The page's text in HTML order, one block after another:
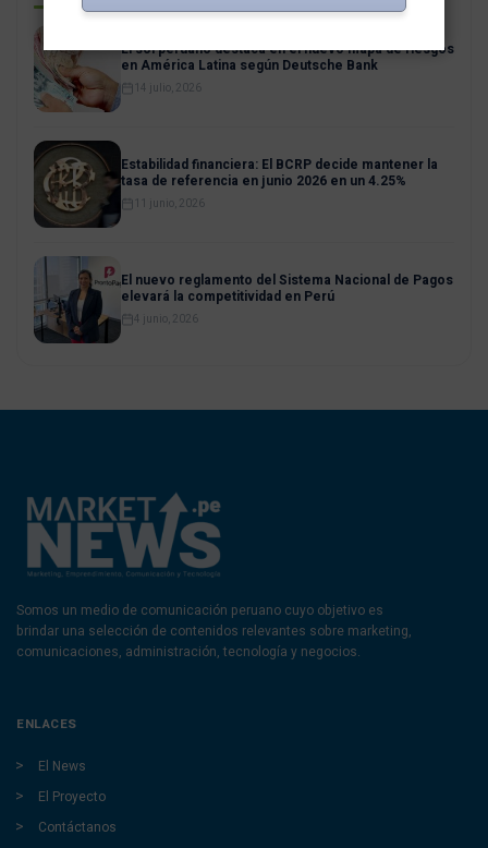
El sol peruano destaca en el nuevo mapa de riesgos
en América Latina según Deutsche Bank
14 julio, 2026
Estabilidad financiera: El BCRP decide mantener la
tasa de referencia en junio 2026 en un 4.25%
11 junio, 2026
El nuevo reglamento del Sistema Nacional de Pagos
elevará la competitividad en Perú
4 junio, 2026
Somos un medio de comunicación peruano cuyo objetivo es
brindar una selección de contenidos relevantes sobre marketing,
comunicaciones, administración, tecnología y negocios.
ENLACES
El News
El Proyecto
Contáctanos